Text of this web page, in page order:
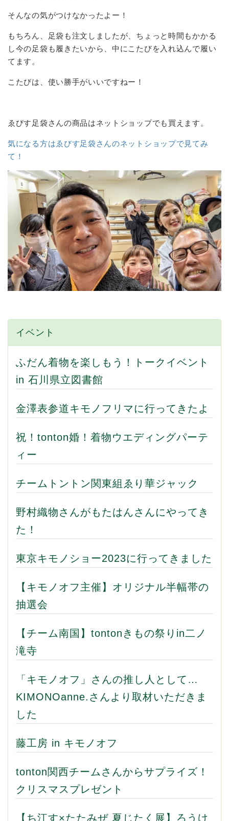
そんなの気がつけなかったよー！
もちろん、足袋も注文しましたが、ちょっと時間もかかる
し今の足袋も履きたいから、中にこたびを入れ込んで履い
てます。
こたびは、使い勝手がいいですねー！
ゑびす足袋さんの商品はネットショップでも買えます。
気になる方はゑびす足袋さんのネットショップで見てみ
て！
イベント
ふだん着物を楽しもう！トークイベント
in 石川県立図書館
金澤表参道キモノフリマに行ってきたよ
祝！tonton婚！着物ウエディングパーテ
ィー
チームトントン関東組ゑり華ジャック
野村織物さんがもたはんさんにやってき
た！
東京キモノショー2023に行ってきました
【キモノオフ主催】オリジナル半幅帯の
抽選会
【チーム南国】tontonきもの祭りin二ノ
滝寺
「キモノオフ」さんの推し人として…
KIMONOanne.さんより取材いただきま
した
藤工房 in キモノオフ
tonton関西チームさんからサプライズ！
クリスマスプレゼント
【ち江す×たたみぜ 夏じたく展】ろうけ